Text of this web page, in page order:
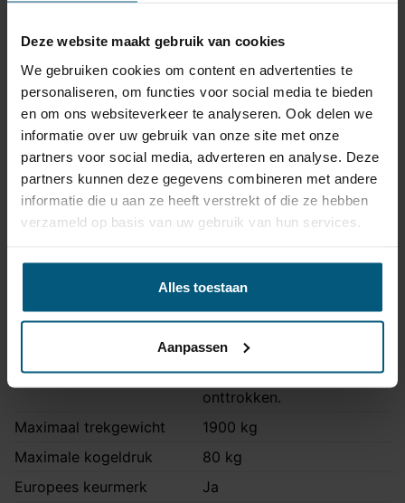
Deze website maakt gebruik van cookies
We gebruiken cookies om content en advertenties te
personaliseren, om functies voor social media te bieden
en om ons websiteverkeer te analyseren. Ook delen we
informatie over uw gebruik van onze site met onze
partners voor social media, adverteren en analyse. Deze
partners kunnen deze gegevens combineren met andere
informatie die u aan ze heeft verstrekt of die ze hebben
verzameld op basis van uw gebruik van hun services.
Alles toestaan
Aanpassen
connectoren
√ wanneer nodig voor een goede werking: trailer of
canbus modules
√ en natuurlijk: een 7 polige stekkerdoos
Deze verticale trekhaak is onderhoudsvrij en in
combinatie met de bijpassende kabelset is dit een
uitstekende keuze!
Trekhaak specificatie
de houder van de trekhaak
volledig uit het zicht
onttrokken.
Maximaal trekgewicht
1900 kg
Maximale kogeldruk
80 kg
Europees keurmerk
Ja